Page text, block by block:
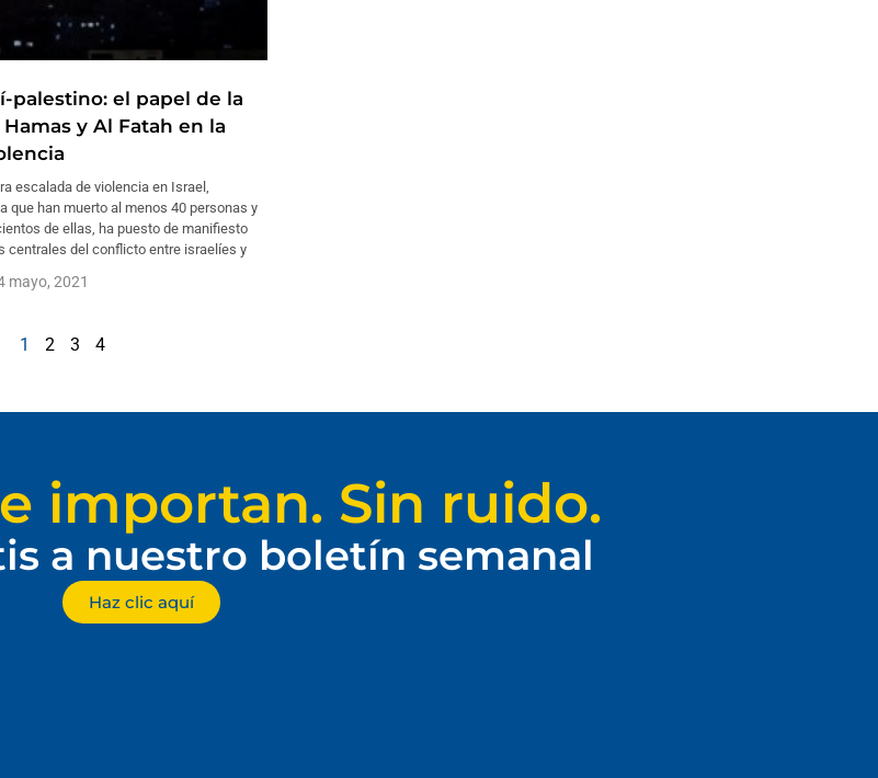
palestino: el papel de la
y Al Fatah en la
escalada de violencia en Israel,
que han muerto al menos 40 personas y
de ellas, ha puesto de manifiesto
centrales del conflicto entre israelíes y
mayo, 2021
1 2 3 4
importan. Sin ruido.
a nuestro boletín semanal
Haz clic aquí